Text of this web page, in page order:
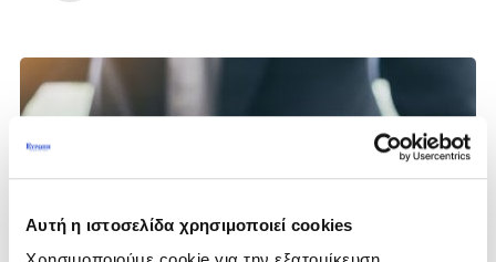
Αυτή η ιστοσελίδα χρησιμοποιεί cookies
Ασφάλεια